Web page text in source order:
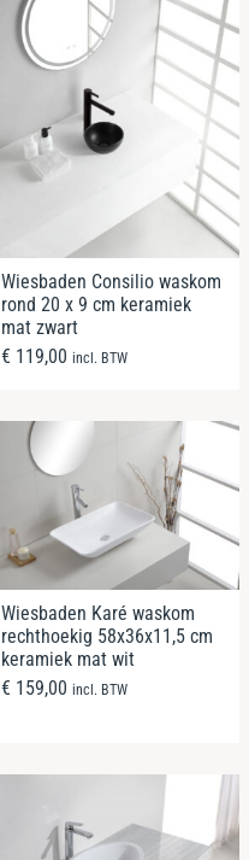
Wiesbaden Consilio waskom
rond 20 x 9 cm keramiek
mat zwart
€ 119,00 incl. BTW
Wiesbaden Karé waskom
rechthoekig 58x36x11,5 cm
keramiek mat wit
€ 159,00 incl. BTW